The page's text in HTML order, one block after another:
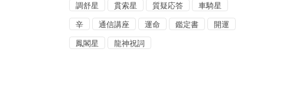
調舒星 貫索星 質疑応答 車騎星
辛 通信講座 運命 鑑定書 開運
鳳閣星 龍神祝詞